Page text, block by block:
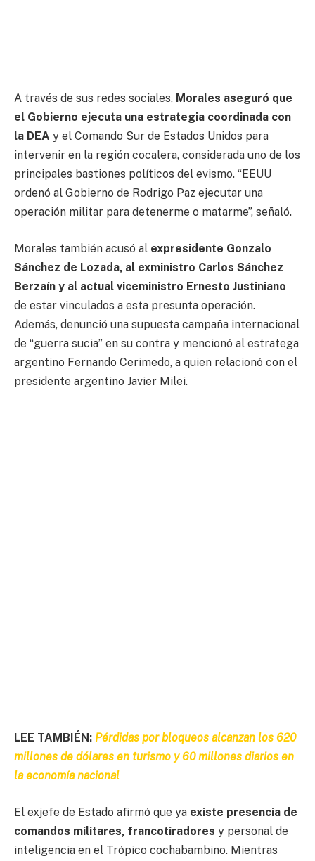
A través de sus redes sociales, Morales aseguró que
el Gobierno ejecuta una estrategia coordinada con
la DEA y el Comando Sur de Estados Unidos para
intervenir en la región cocalera, considerada uno de los
principales bastiones políticos del evismo. “EEUU
ordenó al Gobierno de Rodrigo Paz ejecutar una
operación militar para detenerme o matarme”, señaló.
Morales también acusó al expresidente Gonzalo
Sánchez de Lozada, al exministro Carlos Sánchez
Berzaín y al actual viceministro Ernesto Justiniano
de estar vinculados a esta presunta operación.
Además, denunció una supuesta campaña internacional
de “guerra sucia” en su contra y mencionó al estratega
argentino Fernando Cerimedo, a quien relacionó con el
presidente argentino Javier Milei.
LEE TAMBIÉN: Pérdidas por bloqueos alcanzan los 620
millones de dólares en turismo y 60 millones diarios en
la economía nacional
El exjefe de Estado afirmó que ya existe presencia de
comandos militares, francotiradores y personal de
inteligencia en el Trópico cochabambino. Mientras